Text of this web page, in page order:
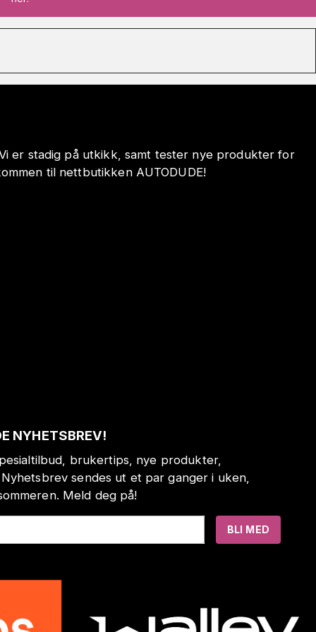
er stadig på utkikk, samt tester nye produkter for
til nettbutikken AUTODUDE!
NYHETSBREV!
brukertips, nye produkter,
sendes ut et par ganger i uken,
Meld deg på!
BLI MED